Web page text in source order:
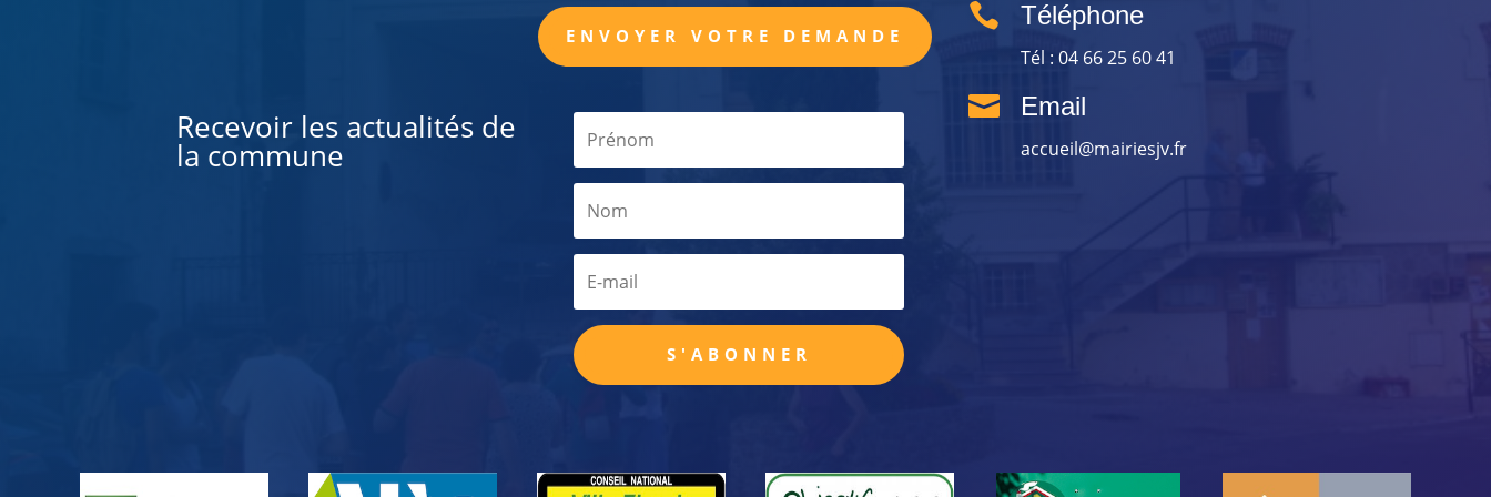
ENVOYER VOTRE DEMANDE
Recevoir les actualités de
la commune
S'ABONNER
 Téléphone
Tél : 04 66 25 60 41
 Email
accueil@mairiesjv.fr